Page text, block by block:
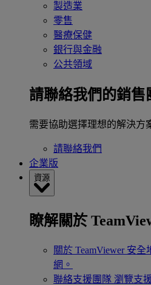
製造業
零售
醫療保健
銀行與金融
公共領域
請聯絡我們的銷售
需要協助選擇理想的解決方
請聯絡我們
企業版
資源
瞭解關於
關於 TeamViewer 安全
網。
聯絡支援團隊 瀏覽支